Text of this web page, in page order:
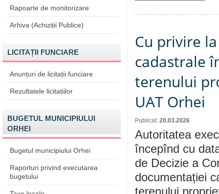
Rapoarte de monitorizare
Arhiva (Achiziții Publice)
LICITAȚII FUNCIARE
Anunțuri de licitații funciare
Rezultatele licitațiilor
BUGETUL MUNICIPIULUI
ORHEI
Bugetul municipiului Orhei
Raporturi privind executarea
bugetului
Cu privire
cadastrale
terenului
UAT Orhei
Publicat: 20.03.2026
Autoritatea
începînd cu
de Decizie a
documentației